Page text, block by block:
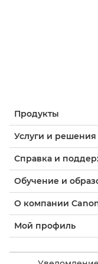
Продукты
Услуги и решения
Справка и
Обучение и
О компании
Мой профиль